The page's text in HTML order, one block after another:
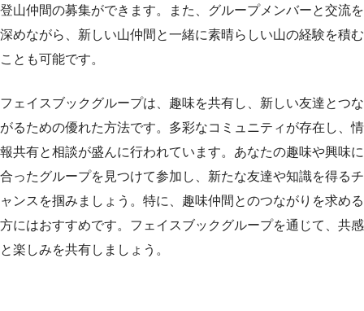
登山仲間の募集ができます。また、グループメンバーと交流を
深めながら、新しい山仲間と一緒に素晴らしい山の経験を積む
ことも可能です。
フェイスブックグループは、趣味を共有し、新しい友達とつな
がるための優れた方法です。多彩なコミュニティが存在し、情
報共有と相談が盛んに行われています。あなたの趣味や興味に
合ったグループを見つけて参加し、新たな友達や知識を得るチ
ャンスを掴みましょう。特に、趣味仲間とのつながりを求める
方にはおすすめです。フェイスブックグループを通じて、共感
と楽しみを共有しましょう。